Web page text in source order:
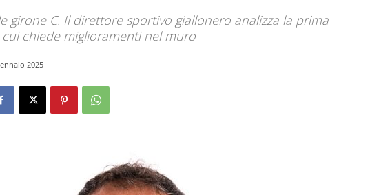
girone C. Il direttore sportivo giallonero analizza la prima
chiede miglioramenti nel muro
2025